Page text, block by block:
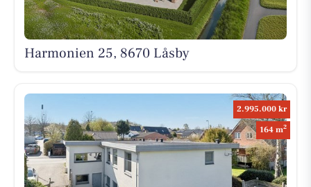
Harmonien 25, 8670 Låsby
2.995.000 kr
164 m2